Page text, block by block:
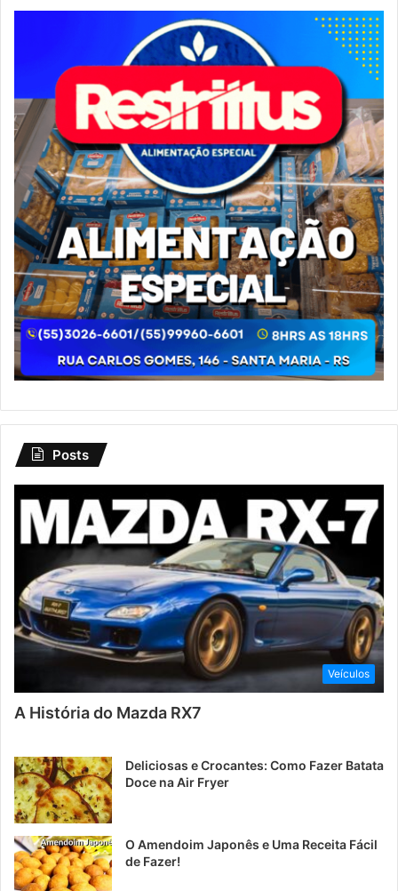
Posts
Veículos
A História do Mazda RX7
Deliciosas e Crocantes: Como Fazer Batata
Doce na Air Fryer
O Amendoim Japonês e Uma Receita Fácil
de Fazer!